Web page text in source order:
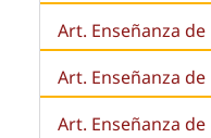
Art. Enseñanza de
Art. Enseñanza de
Art. Enseñanza